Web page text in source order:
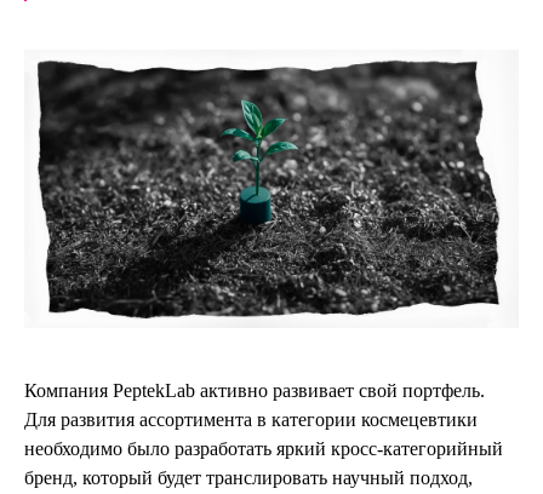
Компания PeptekLab активно развивает свой портфель.
Для развития ассортимента в категории космецевтики
необходимо было разработать яркий кросс-категорийный
бренд, который будет транслировать научный подход,